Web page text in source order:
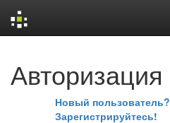
navigation
Авторизация
Новый пользователь?
Зарегистрируйтесь!